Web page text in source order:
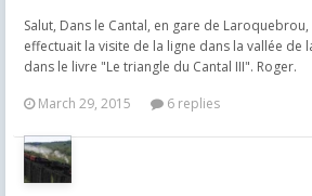
Salut, Dans le Cantal, en gare de Laroquebrou,
effectuait la visite de la ligne dans la vallée de
dans le livre "Le triangle du Cantal III". Roger.
March 29, 2015
6 replies